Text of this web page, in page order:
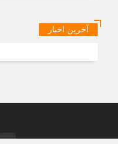
آخرین اخبار